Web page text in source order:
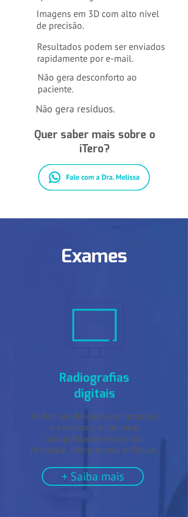
Imagens em 3D com alto nível
de precisão.
Resultados podem ser enviados
rapidamente por e-mail.
Não gera desconforto ao
paciente.
Não gera resíduos.
Quer saber mais sobre o
iTero?
Exames
Radiografias
digitais
Podem ser divididas em intraorais
e extraorais. As técnicas
radiográficas intraorais são:
Periapical, Interproximal e Oclusal.
+ Saiba mais